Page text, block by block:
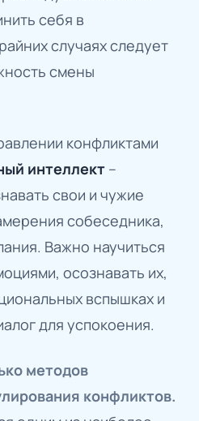
себя в
случаях следует
смены
конфликтами
интеллект –
свои и чужие
собеседника,
Важно научиться
осознавать их,
вспышках и
для успокоения.
методов
конфликтов.